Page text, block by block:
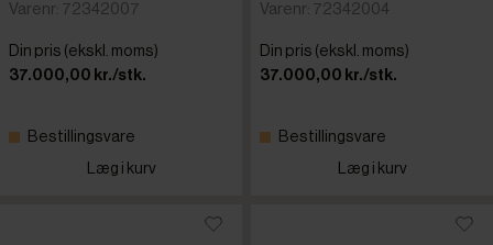
Varenr: 72342007
Din pris (ekskl. moms)
37.000,00 kr./stk.
Bestillingsvare
Læg i kurv
Varenr: 72342004
Din pris (ekskl. moms)
37.000,00 kr./stk.
Bestillingsvare
Læg i kurv